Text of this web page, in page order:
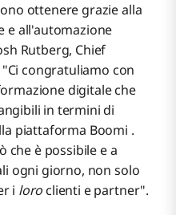
ottenere grazie alla
e all'automazione
Rutberg, Chief
congratuliamo con
digitale che
in termini di
piattaforma Boomi .
che è possibile e a
ogni giorno, non solo
i loro clienti e partner".